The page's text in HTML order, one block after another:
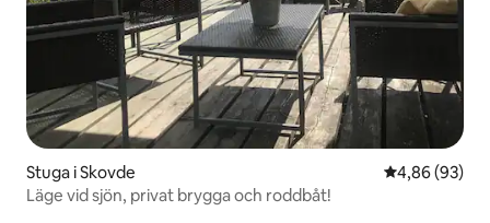
Stuga i Skovde 4,86 av 5 i
4,86 (93)
Läge vid sjön, privat brygga och roddbåt!